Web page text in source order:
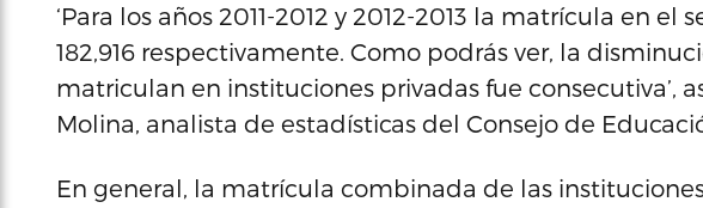
‘Para los años 2011-2012 y 2012-2013 la matrícula en el
182,916 respectivamente. Como podrás ver, la
matriculan en instituciones privadas fue consecutiva’,
Molina, analista de estadísticas del Consejo de
En general, la matrícula combinada de las